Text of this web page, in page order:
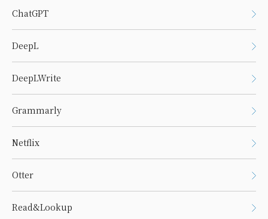
ChatGPT
DeepL
DeepLWrite
Grammarly
Netflix
Otter
Read&Lookup